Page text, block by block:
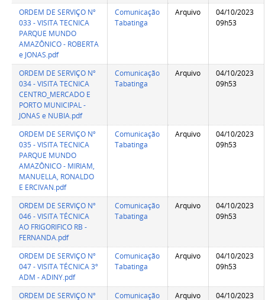
ORDEM DE SERVIÇO Nº
033 - VISITA TECNICA
PARQUE MUNDO
AMAZÔNICO - ROBERTA
e JONAS.pdf
Comunicação
Tabatinga
Arquivo
04/10/2023
09h53
ORDEM DE SERVIÇO Nº
034 - VISITA TECNICA
CENTRO_MERCADO E
PORTO MUNICIPAL -
JONAS e NUBIA.pdf
Comunicação
Tabatinga
Arquivo
04/10/2023
09h53
ORDEM DE SERVIÇO Nº
035 - VISITA TECNICA
PARQUE MUNDO
AMAZÔNICO - MIRIAM,
MANUELLA, RONALDO
E ERCIVAN.pdf
Comunicação
Tabatinga
Arquivo
04/10/2023
09h53
ORDEM DE SERVIÇO Nº
046 - VISITA TÉCNICA
AO FRIGORIFICO RB -
FERNANDA.pdf
Comunicação
Tabatinga
Arquivo
04/10/2023
09h53
ORDEM DE SERVIÇO Nº
047 - VISITA TÉCNICA 3º
ADM - ADINY.pdf
Comunicação
Tabatinga
Arquivo
04/10/2023
09h53
ORDEM DE SERVIÇO Nº Comunicação Arquivo 04/10/2023